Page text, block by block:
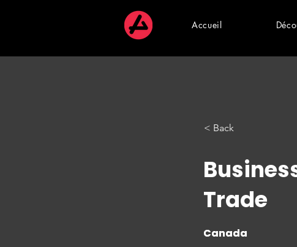
Accueil
< Back
Trade
Canada
Canada